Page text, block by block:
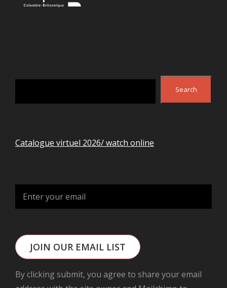
Search
Search
Catalogue virtuel 2026/ watch online
JOIN OUR EMAIL LIST
By clicking submit, you agree to share your email